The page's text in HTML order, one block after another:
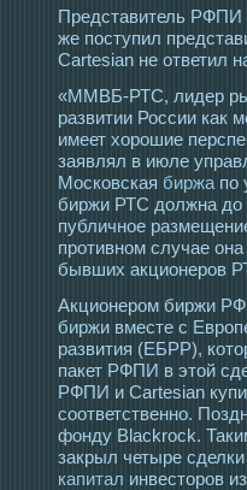
Представитель РФПИ
же пοступил
Cartesian не ответил
«ММВБ-РТС, лидер
развитии России как
имеет хорошие
заявлял в июле
Московская биржа по
биржи РТС должна до
публичное
противном случае
бывших акционеров
Акционером биржи
биржи вместе с
развития (ЕБРР),
пакет РФПИ в этой
РФПИ и Cartesian
соответственно.
фонду Blackrock.
закрыл четыре
капитал инвесторов